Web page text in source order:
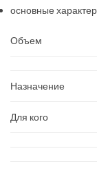
основные
Объем
Назначение
Для кого